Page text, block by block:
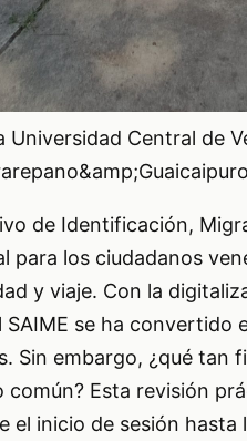
Universidad Central de
de Identificación,
para los ciudadanos
y viaje. Con la
se ha
Sin embargo, ¿qué tan
común? Esta revisión
el inicio de sesión